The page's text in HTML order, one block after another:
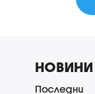
НОВИНИ
Последни